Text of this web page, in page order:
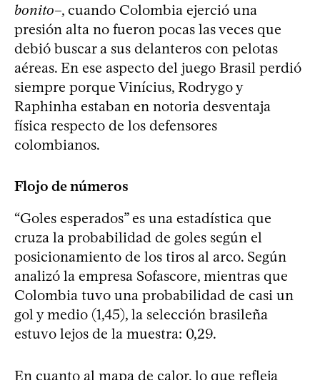
bonito–, cuando Colombia ejerció una
presión alta no fueron pocas las veces que
debió buscar a sus delanteros con pelotas
aéreas. En ese aspecto del juego Brasil perdió
siempre porque Vinícius, Rodrygo y
Raphinha estaban en notoria desventaja
física respecto de los defensores
colombianos.
Flojo de números
“Goles esperados” es una estadística que
cruza la probabilidad de goles según el
posicionamiento de los tiros al arco. Según
analizó la empresa Sofascore, mientras que
Colombia tuvo una probabilidad de casi un
gol y medio (1,45), la selección brasileña
estuvo lejos de la muestra: 0,29.
En cuanto al mapa de calor, lo que refleja